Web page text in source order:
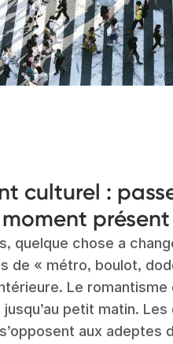
culturel :
présent
quelque chose a
de « métro, boulot,
Le romantisme
petit matin.
aux adeptes